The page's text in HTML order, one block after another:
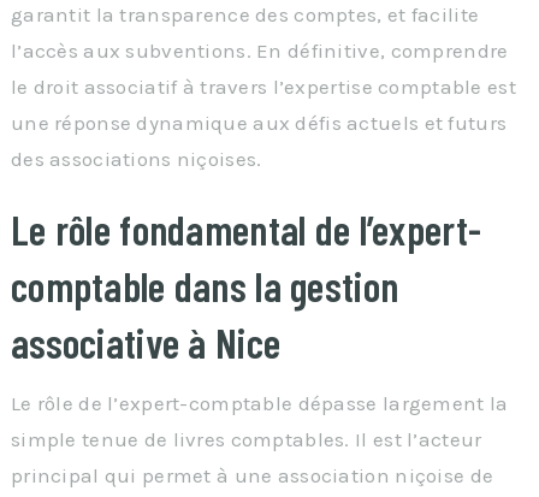
garantit la transparence des comptes, et facilite
l’accès aux subventions. En définitive, comprendre
le droit associatif à travers l’expertise comptable est
une réponse dynamique aux défis actuels et futurs
des associations niçoises.
Le rôle fondamental de l’expert-
comptable dans la gestion
associative à Nice
Le rôle de l’expert-comptable dépasse largement la
simple tenue de livres comptables. Il est l’acteur
principal qui permet à une association niçoise de